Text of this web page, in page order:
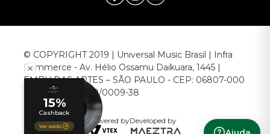
Ajuda
© COPYRIGHT 2019 | Universal Music Brasil | Infra
Commerce - Av. Hélio Ossamu Daikuara, 1445 |
EMBU DAS ARTES – SÃO PAULO - CEP: 06807-000
CNPJ: 00.952.789/0009-38
Powered byDeveloped by